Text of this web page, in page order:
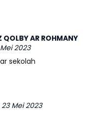
QOLBY AR ROHMANY
2023
sekolah
23 Mei 2023